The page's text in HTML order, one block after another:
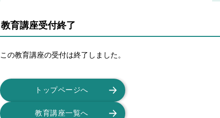
教育講座受付終了
この教育講座の受付は終了しました。
トップページへ
教育講座一覧へ